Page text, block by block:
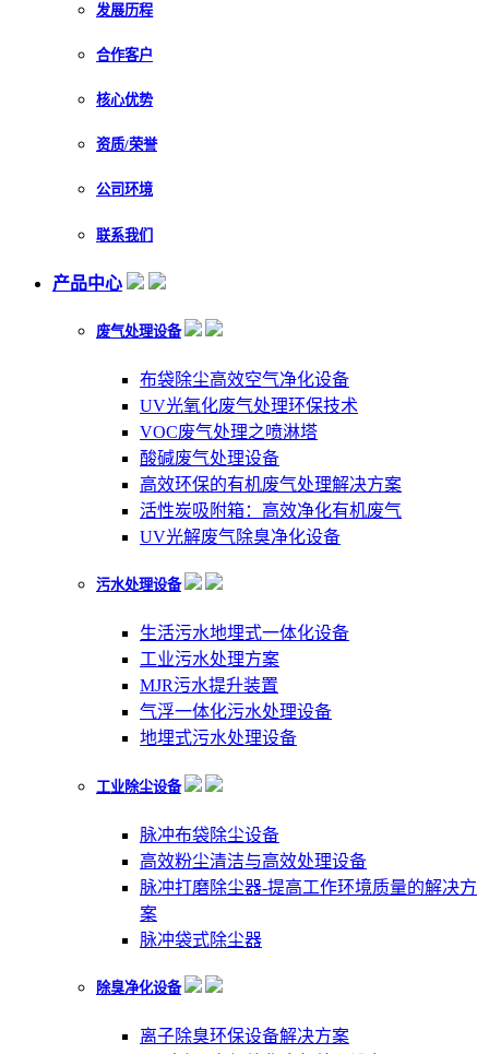
发展历程
合作客户
核心优势
资质/荣誉
公司环境
联系我们
产品中心
废气处理设备
布袋除尘高效空气净化设备
UV光氧化废气处理环保技术
VOC废气处理之喷淋塔
酸碱废气处理设备
高效环保的有机废气处理解决方案
活性炭吸附箱：高效净化有机废气
UV光解废气除臭净化设备
污水处理设备
生活污水地埋式一体化设备
工业污水处理方案
MJR污水提升装置
气浮一体化污水处理设备
地埋式污水处理设备
工业除尘设备
脉冲布袋除尘设备
高效粉尘清洁与高效处理设备
脉冲打磨除尘器-提高工作环境质量的解决方
案
脉冲袋式除尘器
除臭净化设备
离子除臭环保设备解决方案